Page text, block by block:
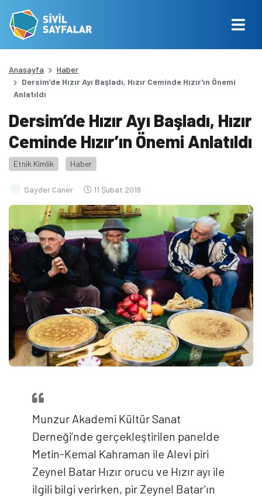
Anasayfa
Haber
Dersim’de Hızır Ayı Başladı, Hızır Ceminde Hızır'ın Önemi
Anlatıldı
Dersim’de Hızır Ayı Başladı, Hızır
Ceminde Hızır’ın Önemi Anlatıldı
Etnik Kimlik Haber
Sayder Caner 11 Şubat 2019
Munzur Akademi Kültür Sanat
Derneği’nde gerçekleştirilen panelde
Metin-Kemal Kahraman ile Alevi piri
Zeynel Batar Hızır orucu ve Hızır ayı ile
ilgili bilgi verirken, pir Zeynel Batar’ın